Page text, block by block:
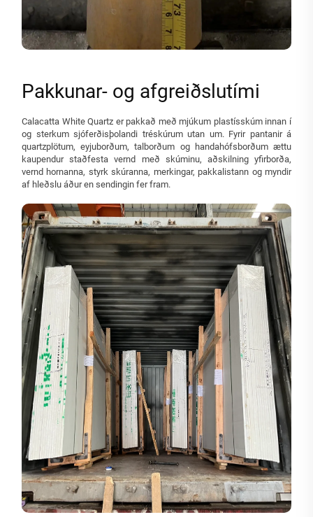
Pakkunar- og afgreiðslutími
Calacatta White Quartz er pakkað með mjúkum plastísskúm innan í
og sterkum sjóferðisþolandi tréskúrum utan um. Fyrir pantanir á
quartzplötum, eyjuborðum, talborðum og handahófsborðum ættu
kaupendur staðfesta vernd með skúminu, aðskilning yfirborða,
vernd hornanna, styrk skúranna, merkingar, pakkalistann og myndir
af hleðslu áður en sendingin fer fram.